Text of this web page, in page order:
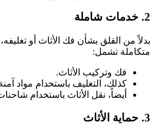
2. خدمات شاملة
بدلاً من القلق بشأن فك الأثاث أو
متكاملة تشمل:
فك وتركيب الأثاث.
كذلك، التغليف باستخدام مواد
أيضاً، نقل الأثاث باستخدام
3. حماية الأثاث